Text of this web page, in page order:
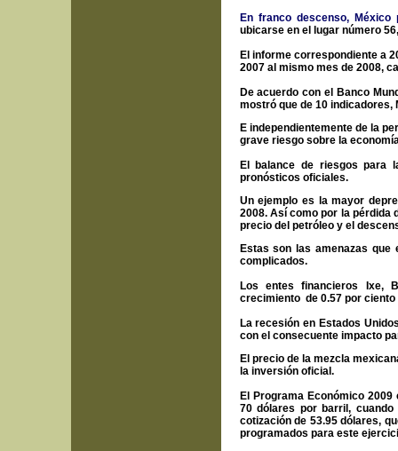
En franco descenso,
ubicarse en el lugar número
El informe correspondiente a
2007 al mismo mes de 2008,
De acuerdo con el Banco
mostró que de 10 indicadores,
E independientemente de la
grave riesgo sobre la
El balance de riesgos para
pronósticos oficiales.
Un ejemplo es la mayor
2008. Así como por la pérdida
precio del petróleo y el
Estas son las amenazas
complicados.
Los entes financieros Ixe,
crecimiento de 0.57 por ciento
La recesión en Estados
con el consecuente impacto
El precio de la mezcla
la inversión oficial.
El Programa Económico
70 dólares por barril,
cotización de 53.95 dólares,
programados para este